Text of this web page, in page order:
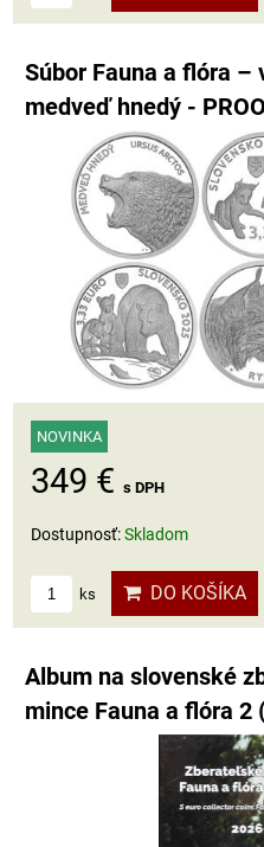
Súbor Fauna a flóra –
medveď hnedý -
NOVINKA
349 € s DPH
Dostupnosť:Skladom
ks DO KOŠÍKA
Album na slovenské
mince Fauna a flóra 2